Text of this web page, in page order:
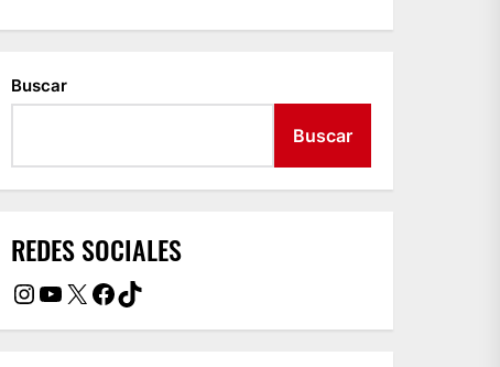
Buscar
Buscar
REDES SOCIALES
Instagram
YouTube
X Facebook
TikTok